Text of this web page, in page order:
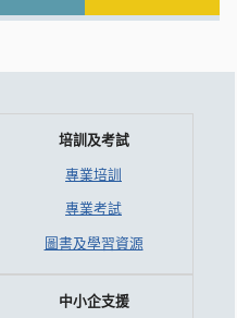
培訓及考試
專業培訓
專業考試
圖書及學習資源
中小企支援